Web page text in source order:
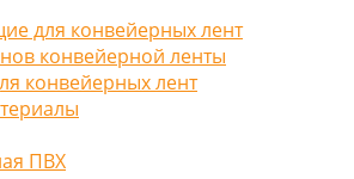
для конвейерных лент
конвейерной ленты
конвейерных лент
ПВХ